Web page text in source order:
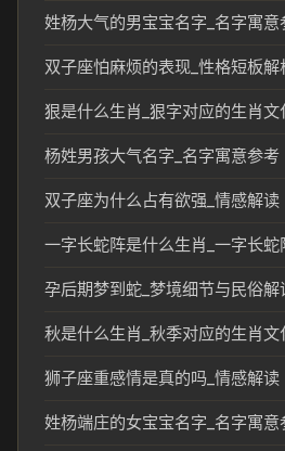
姓杨大气的男宝宝名字_名字寓意
双子座怕麻烦的表现_性格短板解
狠是什么生肖_狠字对应的生肖
杨姓男孩大气名字_名字寓意参考
双子座为什么占有欲强_情感解读
孕后期梦到蛇_梦境细节与民俗解
秋是什么生肖_秋季对应的生肖文
狮子座重感情是真的吗_情感解读
姓杨端庄的女宝宝名字_名字寓意